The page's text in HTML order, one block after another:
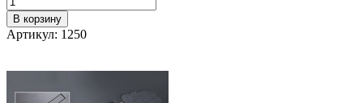
В корзину
Артикул: 1250